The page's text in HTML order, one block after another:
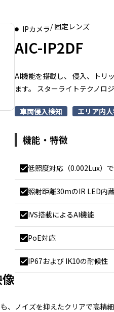
IPカメラ/ 固定レンズ
AIC-IP2DF
AI機能を搭載し、 侵入、トリ
ます。 スターライトテクノロ
車両侵入検知 エリア内
機能・特徴
低照度対応（0.002Lux）
照射距離30mのIR LED内
IVS搭載によるAI機能
PoE対応
IP67および IK10の耐候性
、ノイズを抑えたクリアで高精